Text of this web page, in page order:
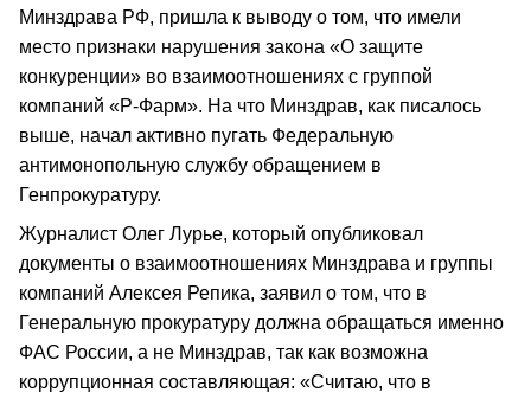
Минздрава РФ, пришла к выводу о том, что имели
место признаки нарушения закона «О защите
конкуренции» во взаимоотношениях с группой
компаний «Р-Фарм». На что Минздрав, как писалось
выше, начал активно пугать Федеральную
антимонопольную службу обращением в
Генпрокуратуру.
Журналист Олег Лурье, который опубликовал
документы о взаимоотношениях Минздрава и группы
компаний Алексея Репика, заявил о том, что в
Генеральную прокуратуру должна обращаться именно
ФАС России, а не Минздрав, так как возможна
коррупционная составляющая: «Считаю, что в